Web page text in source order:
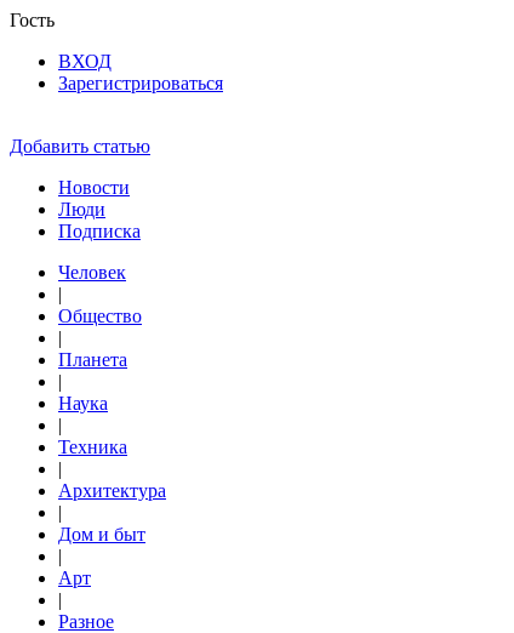
Гость
ВХОД
Зарегистрироваться
Добавить статью
Новости
Люди
Подписка
Человек
|
Общество
|
Планета
|
Наука
|
Техника
|
Архитектура
|
Дом и быт
|
Арт
|
Разное